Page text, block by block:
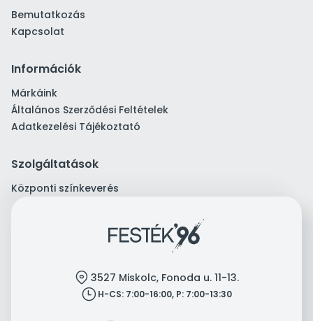
Bemutatkozás
Kapcsolat
Információk
Márkáink
Általános Szerződési Feltételek
Adatkezelési Tájékoztató
Szolgáltatások
Központi színkeverés
location 3527 Miskolc, Fonoda u. 11-13.
clock H-CS: 7:00-16:00, P: 7:00-13:30